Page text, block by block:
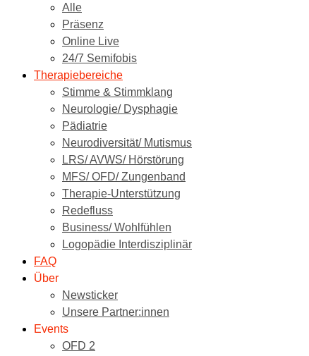
Alle
Präsenz
Online Live
24/7 Semifobis
Therapiebereiche
Stimme & Stimmklang
Neurologie/ Dysphagie
Pädiatrie
Neurodiversität/ Mutismus
LRS/ AVWS/ Hörstörung
MFS/ OFD/ Zungenband
Therapie-Unterstützung
Redefluss
Business/ Wohlfühlen
Logopädie Interdisziplinär
FAQ
Über
Newsticker
Unsere Partner:innen
Events
OFD 2